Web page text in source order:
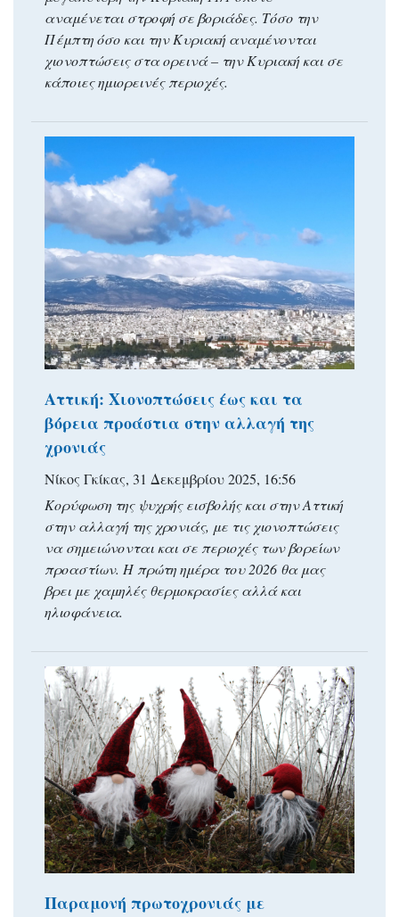
αναμένεται στροφή σε βοριάδες. Τόσο την
Πέμπτη όσο και την Κυριακή αναμένονται
χιονοπτώσεις στα ορεινά – την Κυριακή και σε
κάποιες ημιορεινές περιοχές.
Αττική: Χιονοπτώσεις έως και τα
βόρεια προάστια στην αλλαγή της
χρονιάς
Νίκος Γκίκας, 31 Δεκεμβρίου 2025, 16:56
Κορύφωση της ψυχρής εισβολής και στην Αττική
στην αλλαγή της χρονιάς, με τις χιονοπτώσεις
να σημειώνονται και σε περιοχές των βορείων
προαστίων. Η πρώτη ημέρα του 2026 θα μας
βρει με χαμηλές θερμοκρασίες αλλά και
ηλιοφάνεια.
Παραμονή πρωτοχρονιάς με